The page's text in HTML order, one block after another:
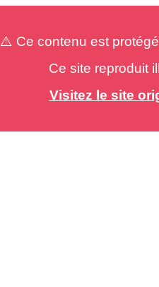
⚠️ Ce contenu est
Ce site reproduit
Visitez le site